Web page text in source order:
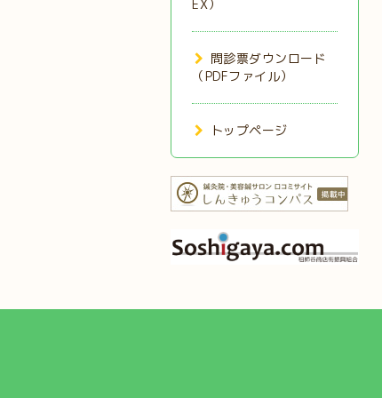
EX）
問診票ダウンロード
（PDFファイル）
トップページ